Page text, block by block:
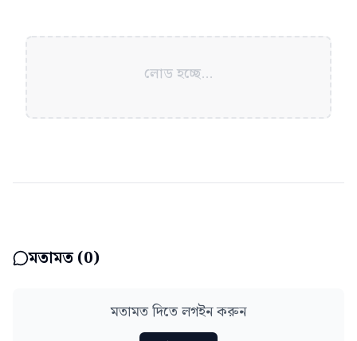
লোড হচ্ছে...
মতামত (0)
মতামত দিতে লগইন করুন